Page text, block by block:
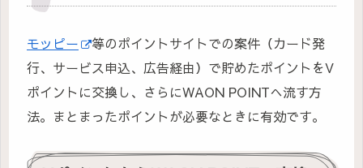
モッピー
等のポイントサイトでの案件（カード発
行、サービス申込、広告経由）で貯めたポイントをV
ポイントに交換し、さらにWAON POINTへ流す方
法。まとまったポイントが必要なときに有効です。